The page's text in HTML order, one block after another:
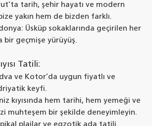
tarih, şehir hayatı ve modern
yakın hem de bizden farklı.
Üsküp sokaklarında geçirilen her
bir geçmişe yürüyüş.
Tatili:
ve Kotor’da uygun fiyatlı ve
keyfi.
kıyısında hem tarihi, hem yemeği ve
muhteşem bir şekilde deneyimleyin.
plajlar ve egzotik ada tatili